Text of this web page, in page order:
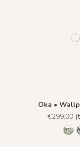
Oka •
€299.00